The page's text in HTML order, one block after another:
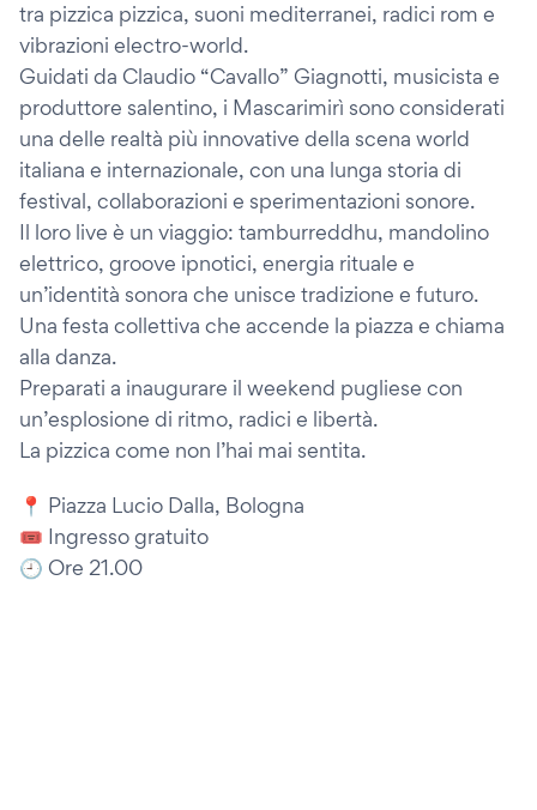
tra pizzica pizzica, suoni mediterranei, radici rom e
vibrazioni electro-world.
Guidati da Claudio “Cavallo” Giagnotti, musicista e
produttore salentino, i Mascarimirì sono considerati
una delle realtà più innovative della scena world
italiana e internazionale, con una lunga storia di
festival, collaborazioni e sperimentazioni sonore.
Il loro live è un viaggio: tamburreddhu, mandolino
elettrico, groove ipnotici, energia rituale e
un’identità sonora che unisce tradizione e futuro.
Una festa collettiva che accende la piazza e chiama
alla danza.
Preparati a inaugurare il weekend pugliese con
un’esplosione di ritmo, radici e libertà.
La pizzica come non l’hai mai sentita.
📍 Piazza Lucio Dalla, Bologna
🎟️ Ingresso gratuito
🕘 Ore 21.00